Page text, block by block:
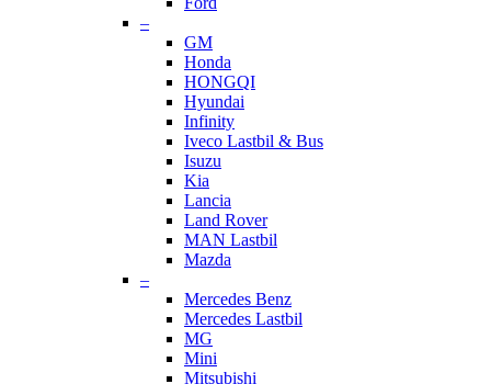
–
GM
Honda
HONGQI
Hyundai
Infinity
Iveco Lastbil & Bus
Isuzu
Kia
Lancia
Land Rover
MAN Lastbil
Mazda
–
Mercedes Benz
Mercedes Lastbil
MG
Mini
Mitsubishi